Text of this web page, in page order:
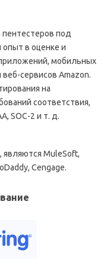
пентестеров под
в оценке и
мобильных
сервисов Amazon.
на
соответствия,
SOC-2 и т. д.
MuleSoft,
Cengage.